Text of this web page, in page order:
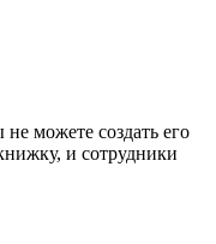
можете создать его
и сотрудники